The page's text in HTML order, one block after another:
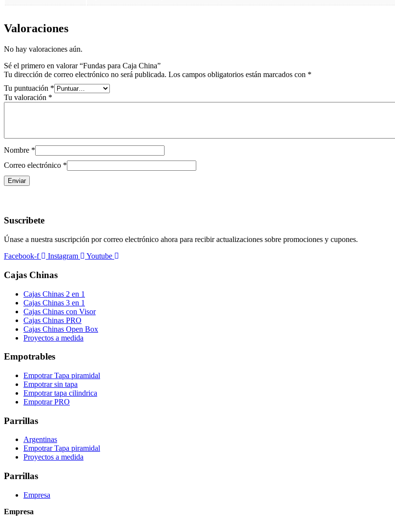
Valoraciones
No hay valoraciones aún.
Sé el primero en valorar “Fundas para Caja China”
Tu dirección de correo electrónico no será publicada. Los campos obligatorios están marcados con *
Tu puntuación *
Tu valoración *
Nombre *
Correo electrónico *
Suscribete
Únase a nuestra suscripción por correo electrónico ahora para recibir actualizaciones sobre promociones y cupones.
Facebook-f
Instagram Youtube
Cajas Chinas
Cajas Chinas 2 en 1
Cajas Chinas 3 en 1
Cajas Chinas con Visor
Cajas Chinas PRO
Cajas Chinas Open Box
Proyectos a medida
Empotrables
Empotrar Tapa piramidal
Empotrar sin tapa
Empotrar tapa cilindrica
Empotrar PRO
Parrillas
Argentinas
Empotrar Tapa piramidal
Proyectos a medida
Parrillas
Empresa
Empresa